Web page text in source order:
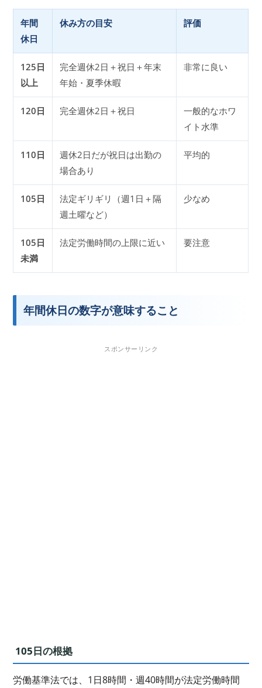
年間
休日
休み方の目安 評価
125日
以上
完全週休2日＋祝日＋年末
年始・夏季休暇
非常に良い
120日 完全週休2日＋祝日
一般的なホワ
イト水準
110日
週休2日だが祝日は出勤の
場合あり
平均的
105日
法定ギリギリ（週1日＋隔
週土曜など）
少なめ
105日
未満
法定労働時間の上限に近い 要注意
年間休日の数字が意味すること
105日の根拠
労働基準法では、1日8時間・週40時間が法定労働時間